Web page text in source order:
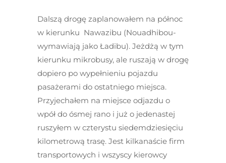
Dalszą drogę zaplanowałem na północ
w kierunku Nawazibu (Nouadhibou-
wymawiają jako Ładibu). Jeżdżą w tym
kierunku mikrobusy, ale ruszają w drogę
dopiero po wypełnieniu pojazdu
pasażerami do ostatniego miejsca.
Przyjechałem na miejsce odjazdu o
wpół do ósmej rano i już o jedenastej
ruszyłem w czterystu siedemdziesięciu
kilometrową trasę. Jest kilkanaście firm
transportowych i wszyscy kierowcy